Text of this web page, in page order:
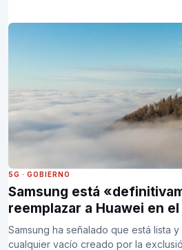
5G · GOBIERNO
Samsung está
reemplazar a Huawei en el
Samsung ha señalado que está lista
cualquier vacío creado por la